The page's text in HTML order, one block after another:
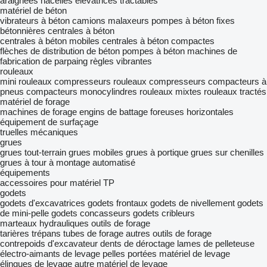
matériel de béton
vibrateurs à béton camions malaxeurs pompes à béton fixes
bétonnières centrales à béton
centrales à béton mobiles centrales à béton compactes
flèches de distribution de béton pompes à béton machines de
fabrication de parpaing règles vibrantes
rouleaux
mini rouleaux compresseurs rouleaux compresseurs compacteurs à
pneus compacteurs monocylindres rouleaux mixtes rouleaux tractés
matériel de forage
machines de forage engins de battage foreuses horizontales
équipement de surfaçage
truelles mécaniques
grues
grues tout-terrain grues mobiles grues à portique grues sur chenilles
grues à tour à montage automatisé
équipements
accessoires pour matériel TP
godets
godets d'excavatrices godets frontaux godets de nivellement godets
de mini-pelle godets concasseurs godets cribleurs
marteaux hydrauliques outils de forage
tarières trépans tubes de forage autres outils de forage
contrepoids d'excavateur dents de déroctage lames de pelleteuse
électro-aimants de levage pelles portées matériel de levage
élingues de levage autre matériel de levage